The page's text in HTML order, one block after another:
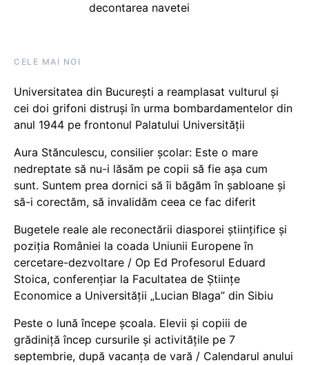
decontarea navetei
CELE MAI NOI
Universitatea din București a reamplasat vulturul și
cei doi grifoni distruși în urma bombardamentelor din
anul 1944 pe frontonul Palatului Universității
Aura Stănculescu, consilier școlar: Este o mare
nedreptate să nu-i lăsăm pe copii să fie așa cum
sunt. Suntem prea dornici să îi băgăm în șabloane și
să-i corectăm, să invalidăm ceea ce fac diferit
Bugetele reale ale reconectării diasporei științifice și
poziția României la coada Uniunii Europene în
cercetare-dezvoltare / Op Ed Profesorul Eduard
Stoica, conferențiar la Facultatea de Științe
Economice a Universității „Lucian Blaga” din Sibiu
Peste o lună începe școala. Elevii și copiii de
grădiniță încep cursurile și activitățile pe 7
septembrie, după vacanța de vară / Calendarul anului